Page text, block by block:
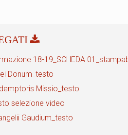
18-19_SCHEDA
Donum_testo
Missio_testo
selezione video
Gaudium_testo